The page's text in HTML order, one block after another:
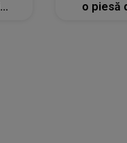
o piesă